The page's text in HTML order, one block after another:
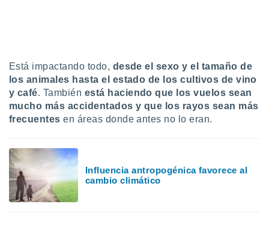
cookies
aceptar
de
sitio
que
sean
Está impactando todo, desde el sexo y el tamaño de
los animales hasta el estado de los cultivos de vino
y café. También está haciendo que los vuelos sean
mucho más accidentados y que los rayos sean más
frecuentes en áreas donde antes no lo eran.
Influencia antropogénica favorece al
cambio climático